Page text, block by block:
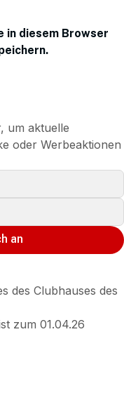
in diesem Browser
um aktuelle
oder Werbeaktionen
an
zum 01.04.26